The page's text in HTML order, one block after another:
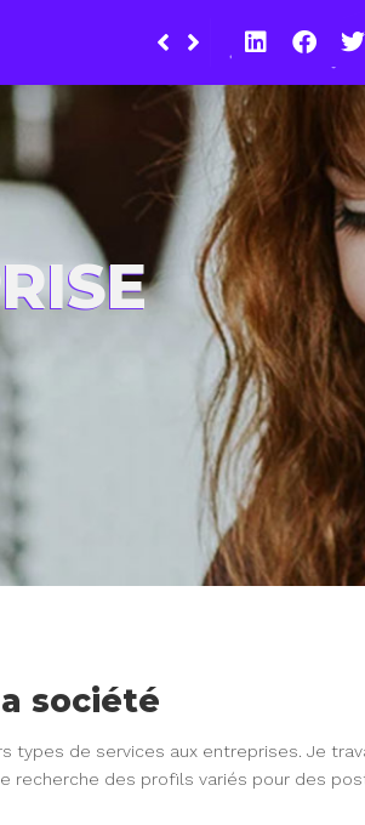
Du 8 au 11 mars
les métiers du
société
types de services aux entreprises. Je
recherche des profils variés pour des